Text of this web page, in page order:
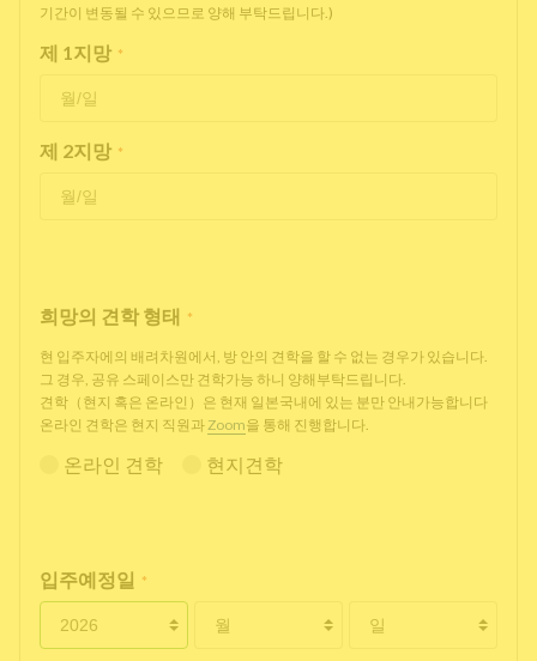
기간이 변동될 수 있으므로 양해 부탁드립니다.)
제 1지망 *
제 2지망 *
희망의 견학 형태 *
현 입주자에의 배려차원에서, 방 안의 견학을 할 수 없는 경우가 있습니다.
그 경우, 공유 스페이스만 견학가능 하니 양해부탁드립니다.
견학（현지 혹은 온라인）은 현재 일본국내에 있는 분만 안내가능합니다
온라인 견학은 현지 직원과Zoom을 통해 진행합니다.
온라인 견학 현지견학
입주예정일 *